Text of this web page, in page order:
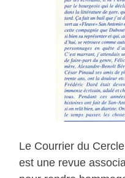
Le Courrier du
est une revue